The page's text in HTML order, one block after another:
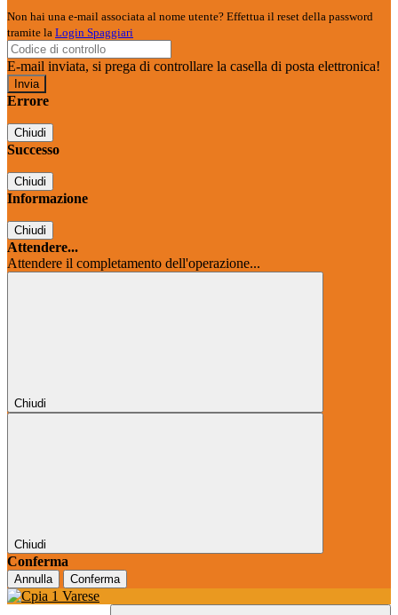
Non hai una e-mail associata al nome utente? Effettua il reset della password
tramite la Login Spaggiari
E-mail inviata, si prega di controllare la casella di posta elettronica!
Errore
Chiudi
Successo
Chiudi
Informazione
Chiudi
Attendere...
Attendere il completamento dell'operazione...
Chiudi
Chiudi
Conferma
Annulla Conferma